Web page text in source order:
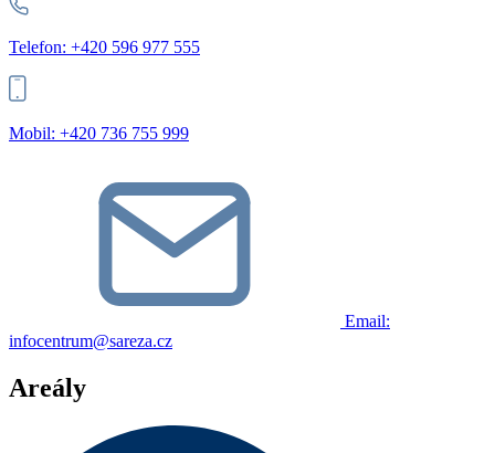
Telefon: +420 596 977 555
Mobil: +420 736 755 999
infocentrum@sareza.cz
Areály